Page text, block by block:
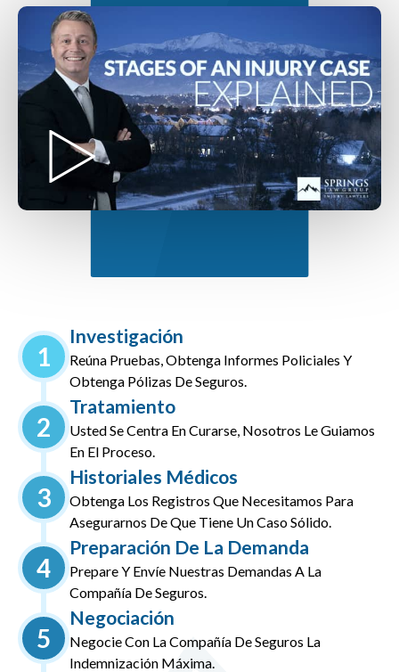
1
Investigación
Reúna Pruebas, Obtenga Informes Policiales Y
Obtenga Pólizas De Seguros.
2
Tratamiento
Usted Se Centra En Curarse, Nosotros Le Guiamos
En El Proceso.
3
Historiales Médicos
Obtenga Los Registros Que Necesitamos Para
Asegurarnos De Que Tiene Un Caso Sólido.
4
Preparación De La Demanda
Prepare Y Envíe Nuestras Demandas A La
Compañía De Seguros.
5
Negociación
Negocie Con La Compañía De Seguros La
Indemnización Máxima.